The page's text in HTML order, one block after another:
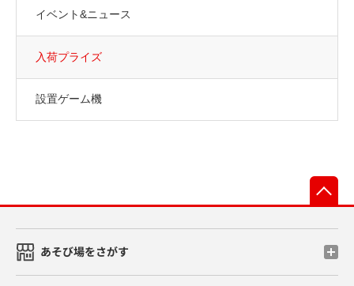
イベント&ニュース
入荷プライズ
設置ゲーム機
あそび場をさがす